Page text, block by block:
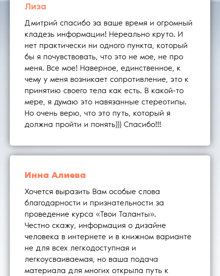
Лиза
Дмитрий спасибо за ваше время и огромный
кладезь информации! Нереально круто. И
нет практически ни одного пункта, который
бы я почувствовать, что это не мое, не про
меня. Все мое! Наверное, единственное, к
чему у меня возникает сопротивление, это к
принятию своего тела как есть. В какой-то
мере, я думаю это навязанные стереотипы.
Но очень верю, что это путь, который я
должна пройти и понять))) Спасибо!!!
Инна Алиева
Хочется выразить Вам особые слова
благодарности и признательности за
проведение курса «Твои Таланты».
Честно скажу, информация о дизайне
человека в интернете и в книжном варианте
не для всех легкодоступная и
легкоусваиваемая, но ваша подача
материала для многих открыла путь к